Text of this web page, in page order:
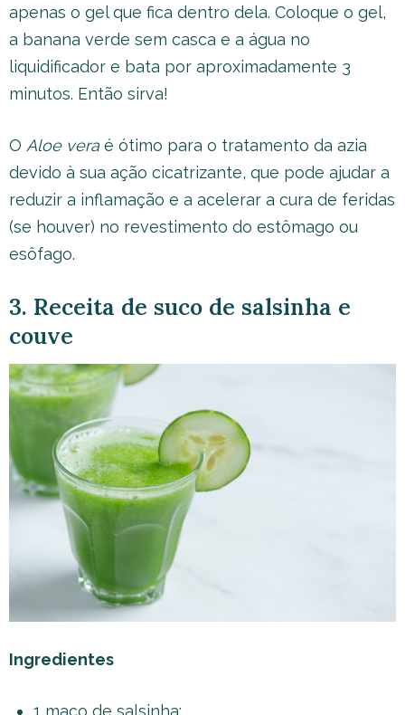
apenas o gel que fica dentro dela. Coloque o gel,
a banana verde sem casca e a água no
liquidificador e bata por aproximadamente 3
minutos. Então sirva!
O Aloe vera é ótimo para o tratamento da azia
devido à sua ação cicatrizante, que pode ajudar a
reduzir a inflamação e a acelerar a cura de feridas
(se houver) no revestimento do estômago ou
esôfago.
3. Receita de suco de salsinha e
couve
Ingredientes
1 maço de salsinha;